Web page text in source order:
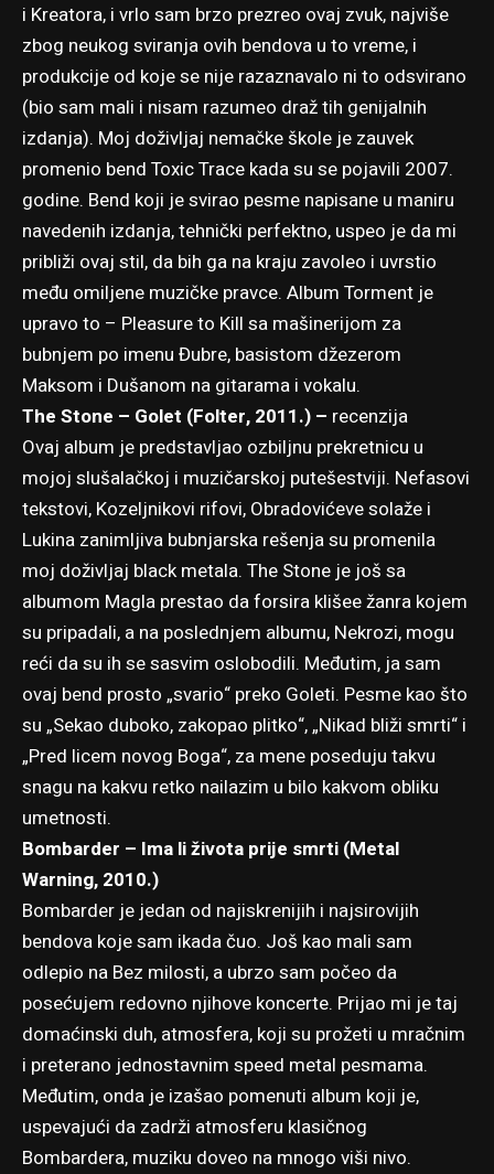
i Kreatora, i vrlo sam brzo prezreo ovaj zvuk, najviše
zbog neukog sviranja ovih bendova u to vreme, i
produkcije od koje se nije razaznavalo ni to odsvirano
(bio sam mali i nisam razumeo draž tih genijalnih
izdanja). Moj doživljaj nemačke škole je zauvek
promenio bend Toxic Trace kada su se pojavili 2007.
godine. Bend koji je svirao pesme napisane u maniru
navedenih izdanja, tehnički perfektno, uspeo je da mi
približi ovaj stil, da bih ga na kraju zavoleo i uvrstio
među omiljene muzičke pravce. Album Torment je
upravo to – Pleasure to Kill sa mašinerijom za
bubnjem po imenu Đubre, basistom džezerom
Maksom i Dušanom na gitarama i vokalu.
The Stone – Golet (Folter, 2011.) – recenzija
Ovaj album je predstavljao ozbiljnu prekretnicu u
mojoj slušalačkoj i muzičarskoj putešestviji. Nefasovi
tekstovi, Kozeljnikovi rifovi, Obradovićeve solaže i
Lukina zanimljiva bubnjarska rešenja su promenila
moj doživljaj black metala. The Stone je još sa
albumom Magla prestao da forsira klišee žanra kojem
su pripadali, a na poslednjem albumu, Nekrozi, mogu
reći da su ih se sasvim oslobodili. Međutim, ja sam
ovaj bend prosto „svario“ preko Goleti. Pesme kao što
su „Sekao duboko, zakopao plitko“, „Nikad bliži smrti“ i
„Pred licem novog Boga“, za mene poseduju takvu
snagu na kakvu retko nailazim u bilo kakvom obliku
umetnosti.
Bombarder – Ima li života prije smrti (Metal
Warning, 2010.)
Bombarder je jedan od najiskrenijih i najsirovijih
bendova koje sam ikada čuo. Još kao mali sam
odlepio na Bez milosti, a ubrzo sam počeo da
posećujem redovno njihove koncerte. Prijao mi je taj
domaćinski duh, atmosfera, koji su prožeti u mračnim
i preterano jednostavnim speed metal pesmama.
Međutim, onda je izašao pomenuti album koji je,
uspevajući da zadrži atmosferu klasičnog
Bombardera, muziku doveo na mnogo viši nivo.